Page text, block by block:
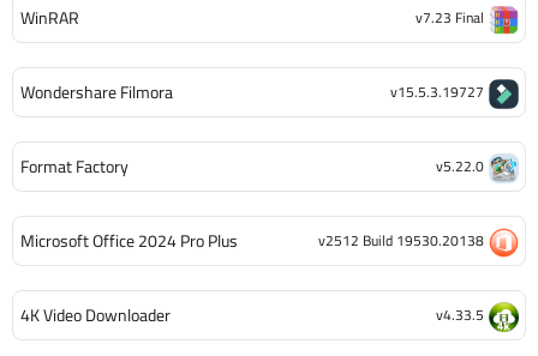
WinRAR v7.23 Final
Wondershare Filmora v15.5.3.19727
Format Factory v5.22.0
Microsoft Office 2024 Pro Plus v2512 Build 19530.20138
4K Video Downloader v4.33.5